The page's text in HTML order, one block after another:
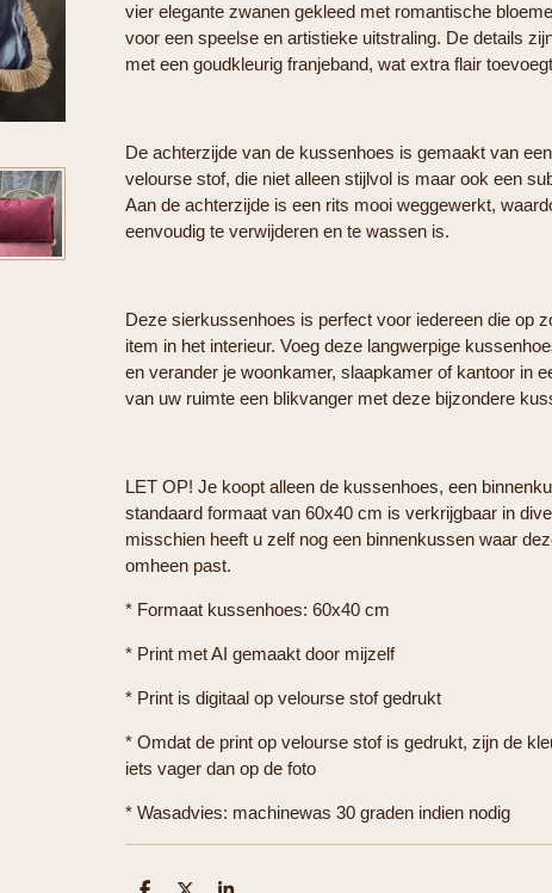
vier elegante zwanen gekleed met romantische
voor een speelse en artistieke uitstraling. De details
met een goudkleurig franjeband, wat extra flair
De achterzijde van de kussenhoes is gemaakt van
velourse stof, die niet alleen stijlvol is maar ook een
Aan de achterzijde is een rits mooi weggewerkt,
eenvoudig te verwijderen en te wassen is.
Deze sierkussenhoes is perfect voor iedereen die op
item in het interieur. Voeg deze langwerpige
en verander je woonkamer, slaapkamer of kantoor in
van uw ruimte een blikvanger met deze bijzondere
LET OP! Je koopt alleen de kussenhoes, een
standaard formaat van 60x40 cm is verkrijgbaar in
misschien heeft u zelf nog een binnenkussen waar
omheen past.
* Formaat kussenhoes: 60x40 cm
* Print met AI gemaakt door mijzelf
* Print is digitaal op velourse stof gedrukt
* Omdat de print op velourse stof is gedrukt, zijn de
iets vager dan op de foto
* Wasadvies: machinewas 30 graden indien nodig